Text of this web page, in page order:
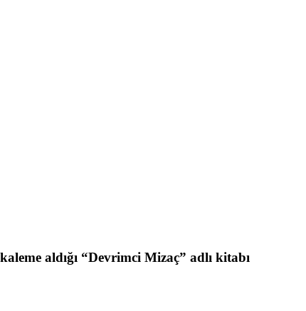
aldığı “Devrimci Mizaç” adlı kitabı